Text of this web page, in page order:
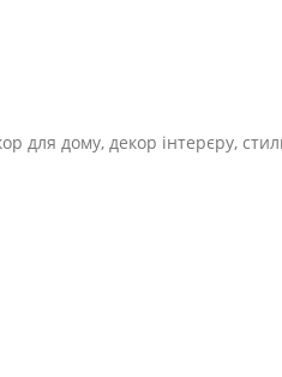
для дому, декор інтерєру,